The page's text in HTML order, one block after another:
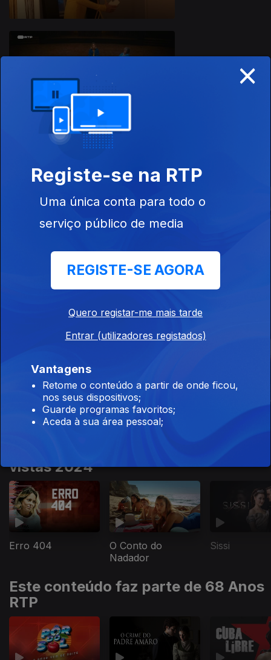
nacionais
Salto de Fé Odisseia Millennial
maratonar
Millennial Mal Sombras no Mar
Um Tempo
vistas 2024
Erro 404
O Conto do
Nadador
Sissi
Este conteúdo faz parte de 68 Anos
RTP
×
Registe-se na RTP
Uma única conta para todo o
serviço público de media
REGISTE-SE AGORA
Quero registar-me mais tarde
Entrar (utilizadores registados)
Vantagens
Retome o conteúdo a partir de onde ficou,
nos seus dispositivos;
Guarde programas favoritos;
Aceda à sua área pessoal;